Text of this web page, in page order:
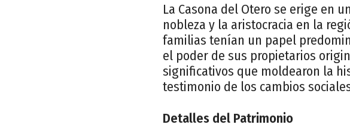
La Casona del Otero se erige en
nobleza y la aristocracia en la
familias tenían un papel
el poder de sus propietarios
significativos que moldearon la
testimonio de los cambios
Detalles del Patrimonio